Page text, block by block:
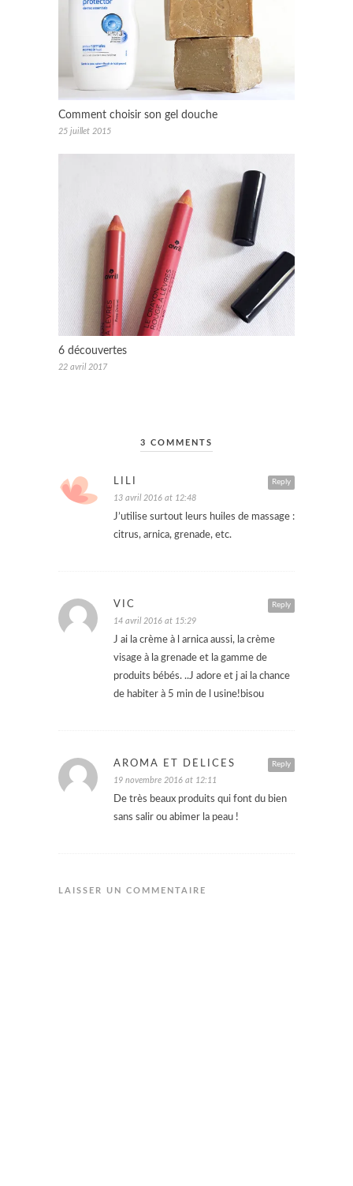
Comment choisir son gel douche
25 juillet 2015
6 découvertes
22 avril 2017
3 COMMENTS
Reply
LILI
13 avril 2016 at 12:48
J’utilise surtout leurs huiles de massage :
citrus, arnica, grenade, etc.
Reply
VIC
14 avril 2016 at 15:29
J ai la crème à l arnica aussi, la crème
visage à la grenade et la gamme de
produits bébés. ..J adore et j ai la chance
de habiter à 5 min de l usine!bisou
Reply
AROMA ET DÉLICES
19 novembre 2016 at 12:11
De très beaux produits qui font du bien
sans salir ou abimer la peau !
LAISSER UN COMMENTAIRE